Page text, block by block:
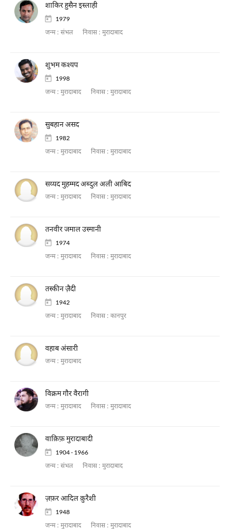
शाकिर हुसैन इस्लाही
1979
जन्म : संभल निवास : मुरादाबाद
शुभम कश्यप
1998
जन्म : मुरादाबाद निवास : मुरादाबाद
सुबहान असद
1982
जन्म : मुरादाबाद निवास : मुरादाबाद
सय्यद मुहम्मद अब्दुल अली आबिद
जन्म : मुरादाबाद निवास : मुरादाबाद
तनवीर जमाल उस्मानी
1974
जन्म : मुरादाबाद निवास : मुरादाबाद
तस्कीन ज़ैदी
1942
जन्म : मुरादाबाद निवास : कानपुर
वहाब अंसारी
जन्म : मुरादाबाद
विक्रम गौर वैरागी
जन्म : मुरादाबाद निवास : मुरादाबाद
वाक़िफ़ मुरादाबादी
1904 - 1966
जन्म : संभल निवास : मुरादाबाद
ज़फ़र आदिल क़ुरैशी
1948
जन्म : मुरादाबाद निवास : मुरादाबाद